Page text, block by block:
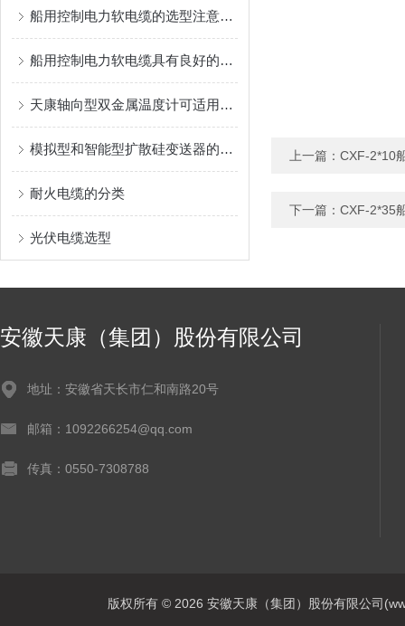
船用控制电力软电缆的选型注意事项
船用控制电力软电缆具有良好的电气性能
天康轴向型双金属温度计可适用于较为恶劣的环境条件中
模拟型和智能型扩散硅变送器的特点分别是什么
耐火电缆的分类
光伏电缆选型
上一篇： CXF-2*10
下一篇： CXF-2*35
安徽天康（集团）股份有限公司
地址：安徽省天长市仁和南路20号
邮箱：1092266254@qq.com
传真：0550-7308788
版权所有 © 2026 安徽天康（集团）股份有限公司